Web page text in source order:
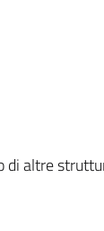
di altre